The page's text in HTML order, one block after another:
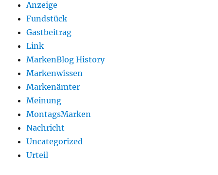
Anzeige
Fundstück
Gastbeitrag
Link
MarkenBlog History
Markenwissen
Markenämter
Meinung
MontagsMarken
Nachricht
Uncategorized
Urteil